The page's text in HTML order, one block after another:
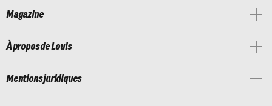
Magazine
À propos de Louis
Mentions juridiques